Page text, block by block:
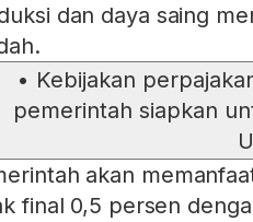
dan daya saing
• Kebijakan
pemerintah siapkan
akan
final 0,5 persen